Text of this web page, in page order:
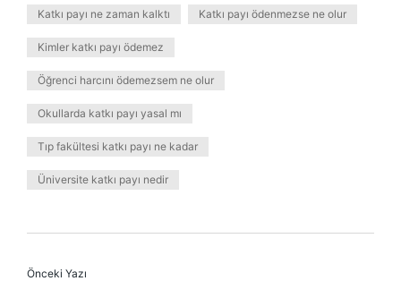
Katkı payı ne zaman kalktı Katkı payı ödenmezse ne olur
Kimler katkı payı ödemez
Öğrenci harcını ödemezsem ne olur
Okullarda katkı payı yasal mı
Tıp fakültesi katkı payı ne kadar
Üniversite katkı payı nedir
Önceki Yazı